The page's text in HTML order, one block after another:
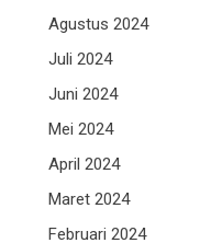
Agustus 2024
Juli 2024
Juni 2024
Mei 2024
April 2024
Maret 2024
Februari 2024